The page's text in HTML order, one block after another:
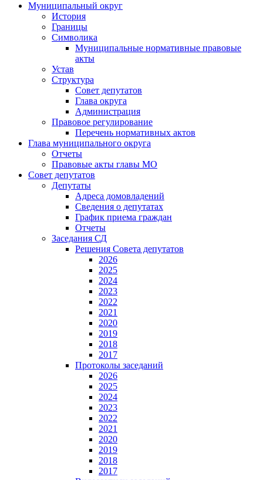
Муниципальный округ
История
Границы
Символика
Муниципальные нормативные правовые
акты
Устав
Структура
Совет депутатов
Глава округа
Администрация
Правовое регулирование
Перечень нормативных актов
Глава муниципального округа
Отчеты
Правовые акты главы МО
Совет депутатов
Депутаты
Адреса домовладений
Сведения о депутатах
График приема граждан
Отчеты
Заседания СД
Решения Совета депутатов
2026
2025
2024
2023
2022
2021
2020
2019
2018
2017
Протоколы заседаний
2026
2025
2024
2023
2022
2021
2020
2019
2018
2017